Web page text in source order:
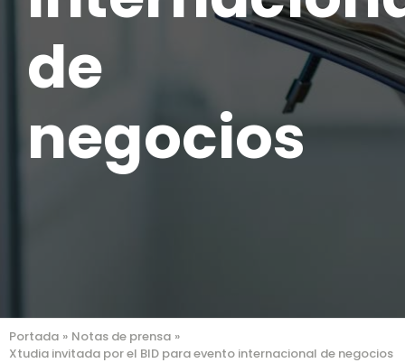
de
negocios
Portada » Notas de prensa »
Xtudia invitada por el BID para evento internacional de negocios